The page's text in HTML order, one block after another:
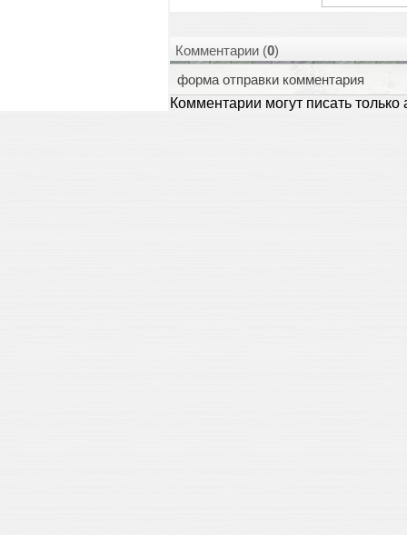
Комментарии (0)
форма отправки комментария
Комментарии могут писать